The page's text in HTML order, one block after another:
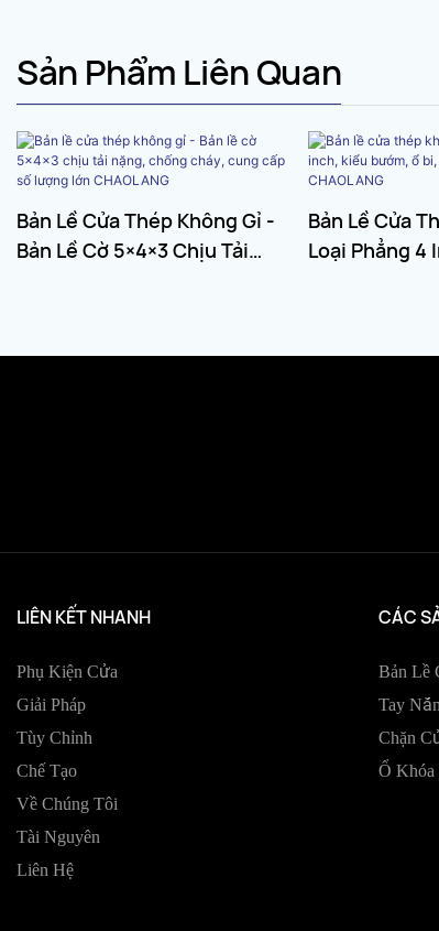
Sản Phẩm Liên Quan
Bản Lề Cửa Thép Không Gỉ -
Bản Lề Cờ 5×4×3 Chịu Tải
Bản Lề Cửa
Loại Phẳng 4
LIÊN KẾT NHANH
Phụ Kiện Cửa
Giải Pháp
Tùy Chỉnh
Chế Tạo
Về Chúng Tôi
Tài Nguyên
Liên Hệ
CÁC
Bản Lề
Tay
Chặn
Ổ